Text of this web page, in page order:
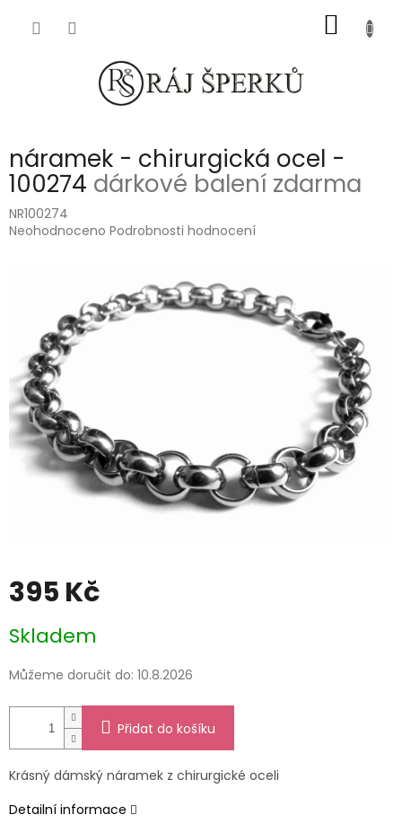
KOŠÍK
náramek - chirurgická ocel -
100274 dárkové balení zdarma
NR100274
Průměrné
hvězdiček.
Neohodnoceno Podrobnosti hodnocení
395 Kč
cena:
Skladem
Můžeme doručit do: 10.8.2026
Přidat do košíku
Krásný dámský náramek z chirurgické oceli
Detailní informace